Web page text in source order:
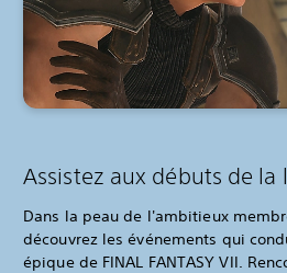
Assistez aux débuts de la
Dans la peau de l'ambitieux
découvrez les événements qui
épique de FINAL FANTASY VII.